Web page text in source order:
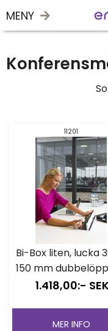
MENY
11201
Bi-Box liten, lucka
150 mm
1.418,00:- SEK
MER INFO